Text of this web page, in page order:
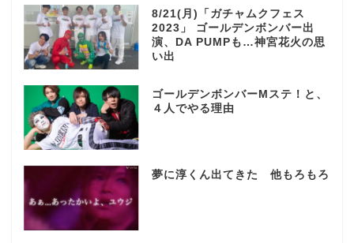
8/21(月)「ガチャムクフェス
2023」 ゴールデンボンバー出
演、DA PUMPも…神宮花火の思
い出
ゴールデンボンバーMステ！と、
４人でやる理由
夢に淳くん出てきた 他もろもろ